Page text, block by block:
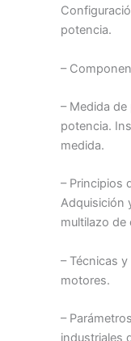
potencia.
–
– Medida
potencia.
medida.
– Principios
Adquisición
multilazo
– Técnicas
motores.
–
industriales